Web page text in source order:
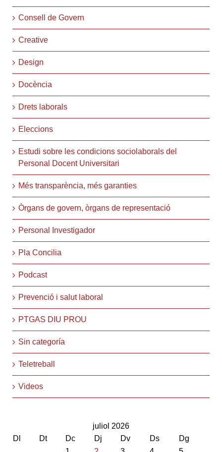
Consell de Govern
Creative
Design
Docència
Drets laborals
Eleccions
Estudi sobre les condicions sociolaborals del
Personal Docent Universitari
Més transparència, més garanties
Òrgans de govern, òrgans de representació
Personal Investigador
Pla Concilia
Podcast
Prevenció i salut laboral
PTGAS DIU PROU
Sin categoría
Teletreball
Videos
juliol 2026
Dl
Dt Dc Dj Dv Ds
Dg